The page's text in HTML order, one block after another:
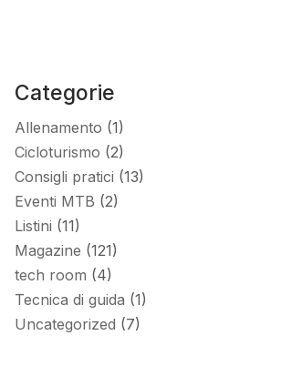
Categorie
Allenamento (1)
Cicloturismo (2)
Consigli pratici (13)
Eventi MTB (2)
Listini (11)
Magazine (121)
tech room (4)
Tecnica di guida (1)
Uncategorized (7)